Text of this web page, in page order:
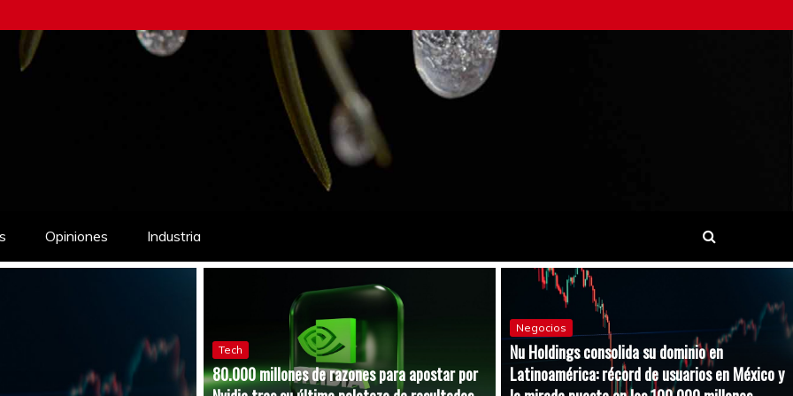
Opiniones Industria
Tech
80.000 millones de razones para apostar por
Negocios
Nu Holdings consolida su dominio en
Latinoamérica: récord de usuarios en México y